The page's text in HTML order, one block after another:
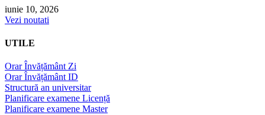
iunie 10, 2026
Vezi noutati
UTILE
Orar Învățământ Zi
Orar Învățământ ID
Structură an universitar
Planificare examene Licență
Planificare examene Master